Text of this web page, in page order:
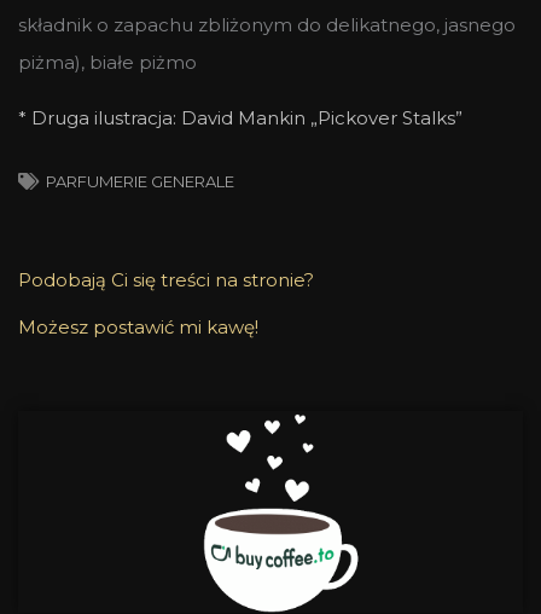
składnik o zapachu zbliżonym do delikatnego, jasnego
piżma), białe piżmo
* Druga ilustracja: David Mankin „Pickover Stalks”
PARFUMERIE GENERALE
Podobają Ci się treści na stronie?
Możesz postawić mi kawę!